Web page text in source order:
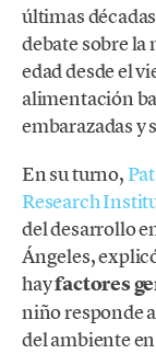
últimas
debate sobre la
edad desde el
alimentación
embarazadas
En su turno,
Research
del desarrollo
Ángeles,
hayfactores
niño responde
del ambiente